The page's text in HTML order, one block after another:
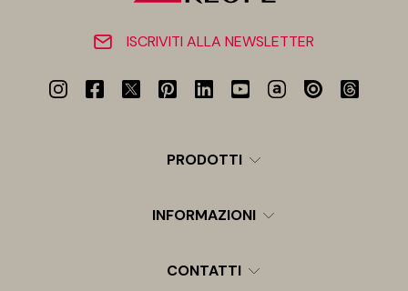
ISCRIVITI ALLA NEWSLETTER
PRODOTTI
INFORMAZIONI
CONTATTI